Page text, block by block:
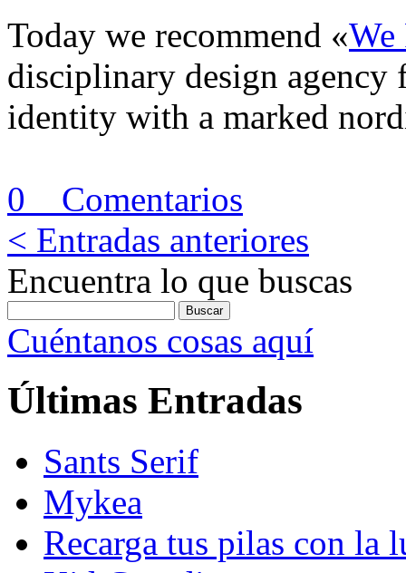
Today we recommend «We
disciplinary design
identity with a marked
0 Comentarios
< Entradas anteriores
Encuentra lo que buscas
Cuéntanos cosas aquí
Últimas Entradas
Sants Serif
Mykea
Recarga tus pilas con la